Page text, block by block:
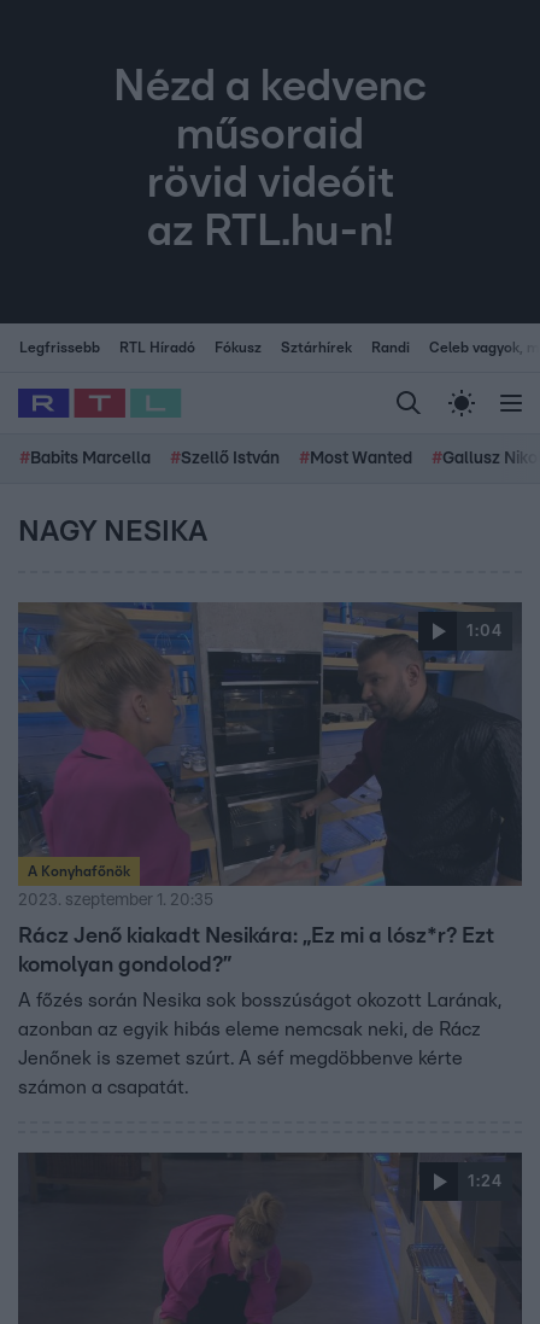
Nézd a kedvenc
műsoraid
rövid videóit
az RTL.hu-n!
Legfrissebb RTL Híradó Fókusz Sztárhírek Randi Celeb vagyok,
# Babits Marcella #Szellő István # Most Wanted #Gallusz
NAGY NESIKA
1:04
A Konyhafőnök
2023. szeptember 1. 20:35
Rácz Jenő kiakadt Nesikára: „Ez mi a lósz*r? Ezt
komolyan gondolod?”
A főzés során Nesika sok bosszúságot okozott Larának,
azonban az egyik hibás eleme nemcsak neki, de Rácz
Jenőnek is szemet szúrt. A séf megdöbbenve kérte
számon a csapatát.
1:24